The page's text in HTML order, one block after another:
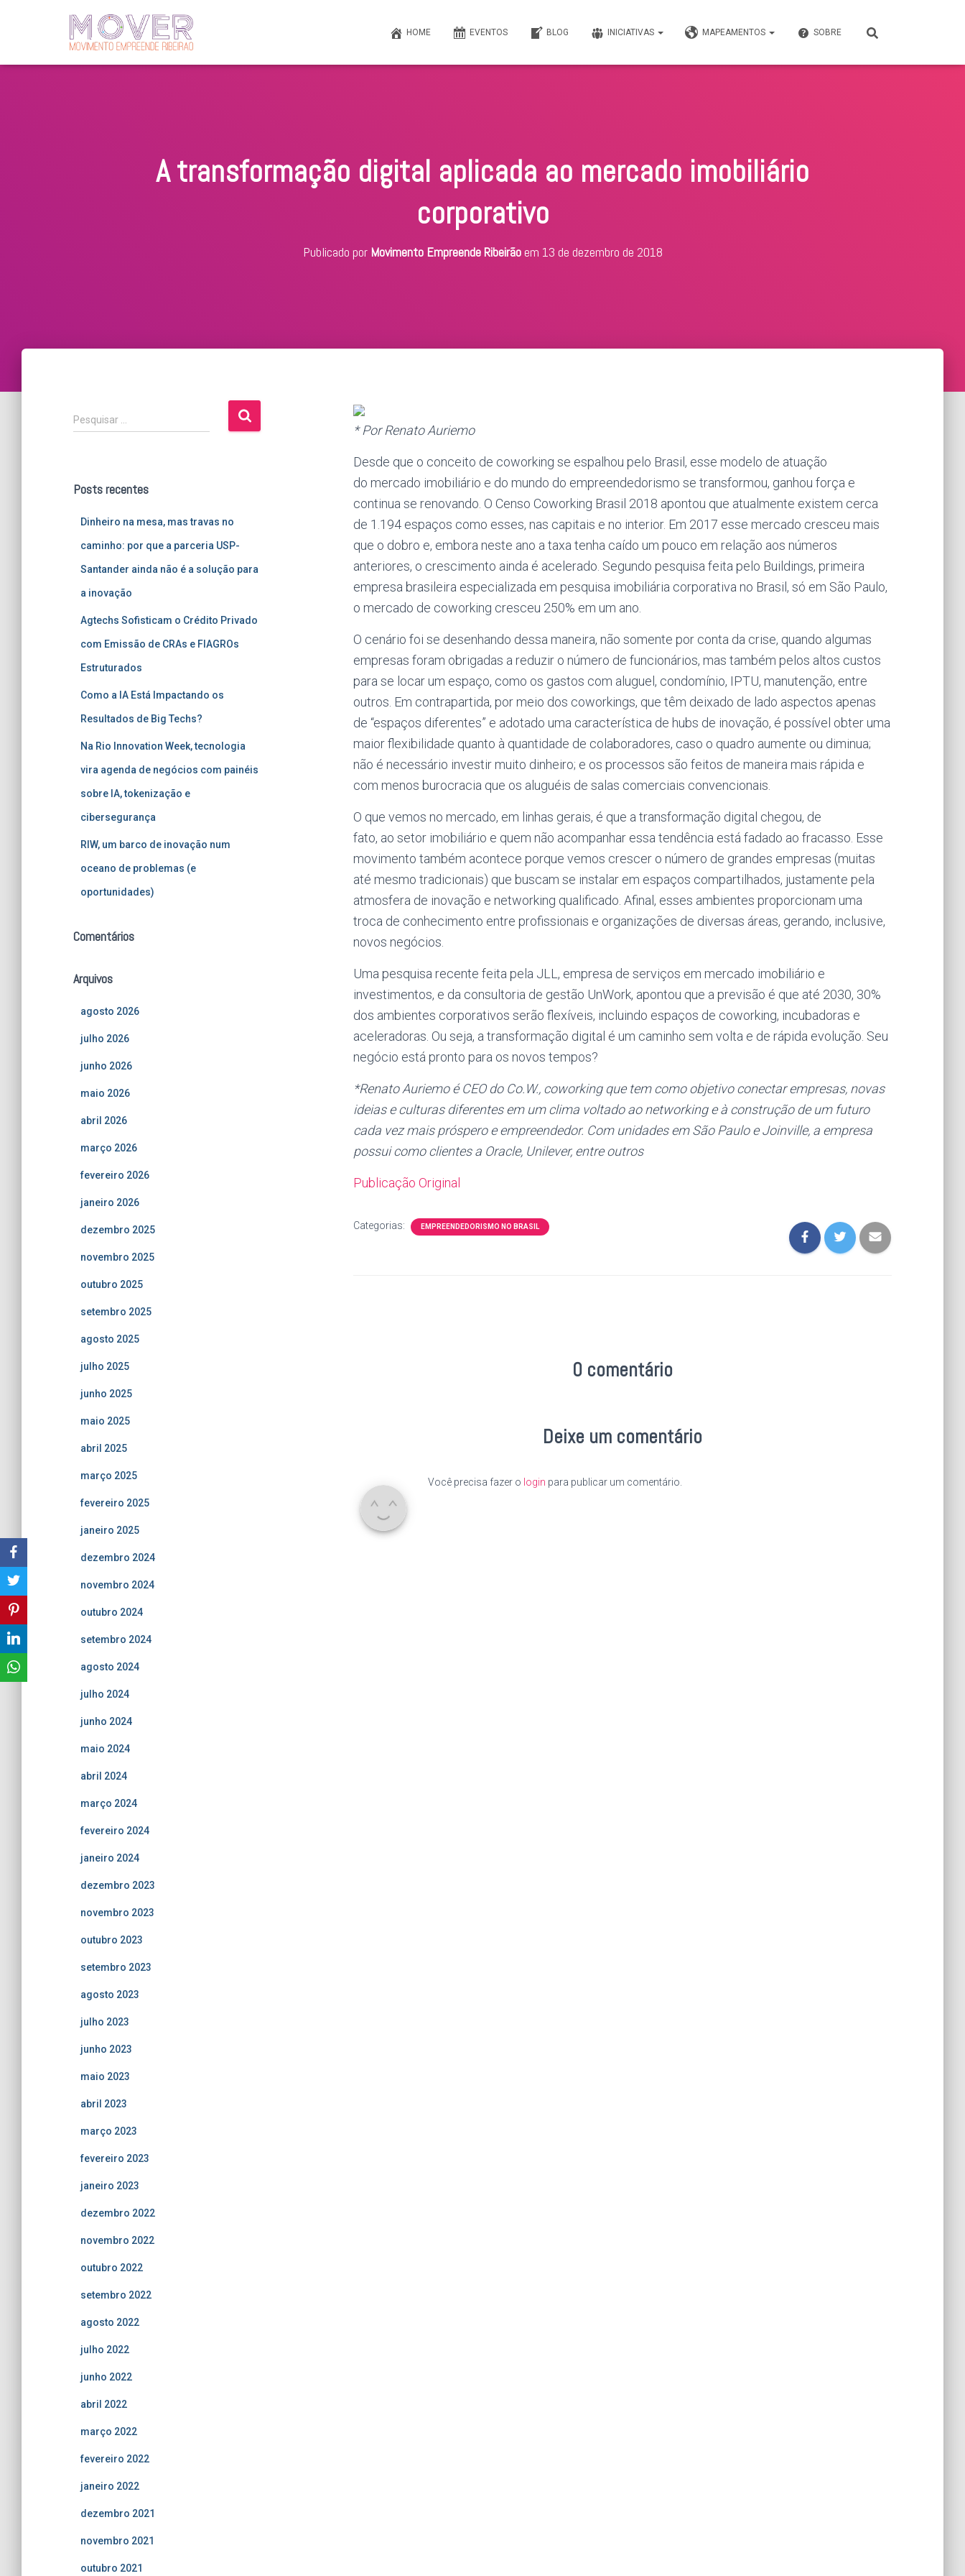
HOME EVENTOS BLOG INICIATIVAS MAPEAMENTOS SOBRE
A transformação digital aplicada ao mercado imobiliário
corporativo
Publicado por Movimento Empreende Ribeirãoem 13 de dezembro de 2018
P
e
i
Pesquisar …
Posts recentes
Dinheiro na mesa, mas travas no
caminho: por que a parceria USP-
Santander ainda não é a solução para
a inovação
Agtechs Sofisticam o Crédito Privado
com Emissão de CRAs e FIAGROs
Estruturados
Como a IA Está Impactando os
Resultados de Big Techs?
Na Rio Innovation Week, tecnologia
vira agenda de negócios com painéis
sobre IA, tokenização e
cibersegurança
RIW, um barco de inovação num
oceano de problemas (e
oportunidades)
Comentários
Arquivos
agosto 2026
julho 2026
junho 2026
maio 2026
abril 2026
março 2026
fevereiro 2026
janeiro 2026
dezembro 2025
novembro 2025
outubro 2025
setembro 2025
agosto 2025
julho 2025
junho 2025
maio 2025
abril 2025
março 2025
fevereiro 2025
janeiro 2025
dezembro 2024
novembro 2024
outubro 2024
setembro 2024
agosto 2024
julho 2024
junho 2024
maio 2024
abril 2024
março 2024
fevereiro 2024
janeiro 2024
dezembro 2023
novembro 2023
outubro 2023
setembro 2023
agosto 2023
julho 2023
junho 2023
maio 2023
abril 2023
março 2023
fevereiro 2023
janeiro 2023
dezembro 2022
novembro 2022
outubro 2022
setembro 2022
agosto 2022
julho 2022
junho 2022
abril 2022
março 2022
fevereiro 2022
janeiro 2022
dezembro 2021
novembro 2021
outubro 2021
* Por Renato Auriemo
Desde que o conceito de coworking se espalhou pelo Brasil, esse modelo de atuação
do mercado imobiliário e do mundo do empreendedorismo se transformou, ganhou força e
continua se renovando. O Censo Coworking Brasil 2018 apontou que atualmente existem cerca
de 1.194 espaços como esses, nas capitais e no interior. Em 2017 esse mercado cresceu mais
que o dobro e, embora neste ano a taxa tenha caído um pouco em relação aos números
anteriores, o crescimento ainda é acelerado. Segundo pesquisa feita pelo Buildings, primeira
empresa brasileira especializada em pesquisa imobiliária corporativa no Brasil, só em São Paulo,
o mercado de coworking cresceu 250% em um ano.
O cenário foi se desenhando dessa maneira, não somente por conta da crise, quando algumas
empresas foram obrigadas a reduzir o número de funcionários, mas também pelos altos custos
para se locar um espaço, como os gastos com aluguel, condomínio, IPTU, manutenção, entre
outros. Em contrapartida, por meio dos coworkings, que têm deixado de lado aspectos apenas
de “espaços diferentes” e adotado uma característica de hubs de inovação, é possível obter uma
maior flexibilidade quanto à quantidade de colaboradores, caso o quadro aumente ou diminua;
não é necessário investir muito dinheiro; e os processos são feitos de maneira mais rápida e
com menos burocracia que os aluguéis de salas comerciais convencionais.
O que vemos no mercado, em linhas gerais, é que a transformação digital chegou, de
fato, ao setor imobiliário e quem não acompanhar essa tendência está fadado ao fracasso. Esse
movimento também acontece porque vemos crescer o número de grandes empresas (muitas
até mesmo tradicionais) que buscam se instalar em espaços compartilhados, justamente pela
atmosfera de inovação e networking qualificado. Afinal, esses ambientes proporcionam uma
troca de conhecimento entre profissionais e organizações de diversas áreas, gerando, inclusive,
novos negócios.
Uma pesquisa recente feita pela JLL, empresa de serviços em mercado imobiliário e
investimentos, e da consultoria de gestão UnWork, apontou que a previsão é que até 2030, 30%
dos ambientes corporativos serão flexíveis, incluindo espaços de coworking, incubadoras e
aceleradoras. Ou seja, a transformação digital é um caminho sem volta e de rápida evolução. Seu
negócio está pronto para os novos tempos?
*Renato Auriemo é CEO do Co.W., coworking que tem como objetivo conectar empresas, novas
ideias e culturas diferentes em um clima voltado ao networking e à construção de um futuro
cada vez mais próspero e empreendedor. Com unidades em São Paulo e Joinville, a empresa
possui como clientes a Oracle, Unilever, entre outros
Publicação Original
Categorias: EMPREENDEDORISMO NO BRASIL
0 comentário
Deixe um comentário
Você precisa fazer o login para publicar um comentário.